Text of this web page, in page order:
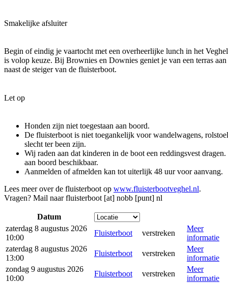
Smakelijke afsluiter
Begin of eindig je vaartocht met een overheerlijke lunch in het
is volop keuze. Bij Brownies en Downies geniet je van een terras
naast de steiger van de fluisterboot.
Let op
Honden zijn niet toegestaan aan boord.
De fluisterboot is niet toegankelijk voor wandelwagens,
slecht ter been zijn.
Wij raden aan dat kinderen in de boot een reddingsvest
aan boord beschikbaar.
Aanmelden of afmelden kan tot uiterlijk 48 uur voor aanvang.
Lees meer over de fluisterboot op www.fluisterbootveghel.nl.
Vragen? Mail naarfluisterboot [at] nobb [punt] nl
Datum
zaterdag 8 augustus 2026
10:00
Fluisterboot verstreken
Meer
informatie
zaterdag 8 augustus 2026
13:00
Fluisterboot verstreken
Meer
informatie
zondag 9 augustus 2026
10:00
Fluisterboot verstreken
Meer
informatie